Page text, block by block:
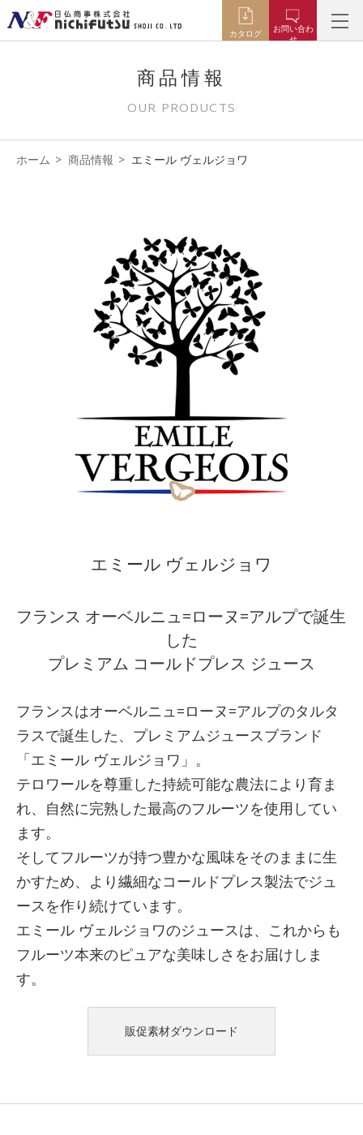
カタログ
お問い合わ
せ
商品情報
OUR PRODUCTS
ホーム 商品情報 エミール ヴェルジョワ
エミール ヴェルジョワ
フランス オーベルニュ=ローヌ=アルプで誕生
した
プレミアム コールドプレス ジュース
フランスはオーベルニュ=ローヌ=アルプのタルタ
ラスで誕生した、プレミアムジュースブランド
「エミール ヴェルジョワ」。
テロワールを尊重した持続可能な農法により育ま
れ、自然に完熟した最高のフルーツを使用してい
ます。
そしてフルーツが持つ豊かな風味をそのままに生
かすため、より繊細なコールドプレス製法でジュ
ースを作り続けています。
エミール ヴェルジョワのジュースは、これからも
フルーツ本来のピュアな美味しさをお届けしま
す。
販促素材ダウンロード